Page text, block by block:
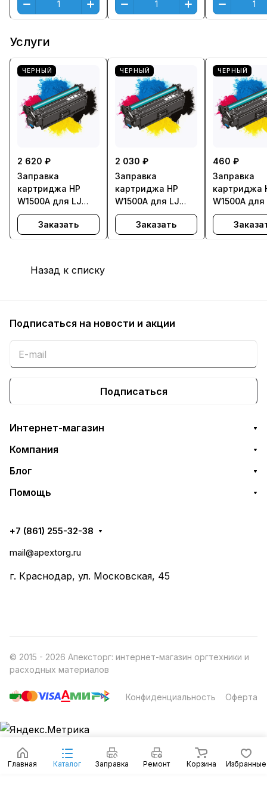
Услуги
ЧЕРНЫЙ
2 620 ₽
Заправка
картриджа HP
W1500A для LJ
M111, M141 - с
заменой чипа
Заказать
ЧЕРНЫЙ
2 030 ₽
Заправка
картриджа HP
W1500A для LJ
M111, M141 - с
заменой чипа
Заказать
ЧЕРНЫЙ
460 ₽
Заправка
картриджа
W1500A для
M111, M141
Назад к списку
Главная Каталог Заправка Ремонт Корзина Избранные
Подписаться на новости и акции
Подписаться
Интернет-магазин
Компания
Блог
Помощь
+7 (861) 255-32-38
mail@apextorg.ru
г. Краснодар, ул. Московская, 45
© 2015 - 2026 Апексторг: интернет-магазин оргтехники и
расходных материалов
Конфиденциальность Оферта